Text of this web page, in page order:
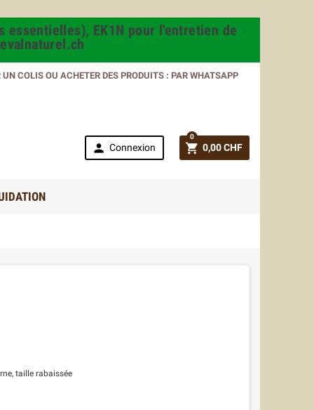
EK1N pour l'entretien de
COLIS OU ACHETER DES PRODUITS : PAR WHATSAPP
 Connexion  0,00 CHF
0
taille rabaissée